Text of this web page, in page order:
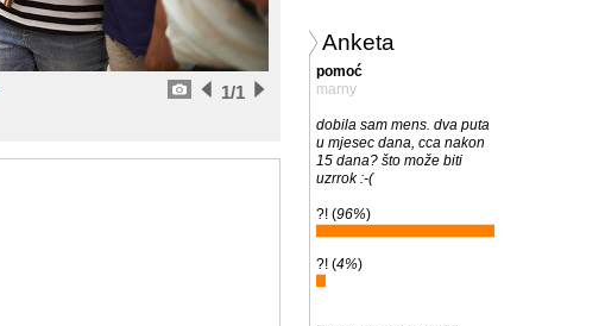
/1
1
Anketa
pomoć
marny
dobila sam mens. dva puta
u mjesec dana, cca nakon
15 dana? što može biti
uzrrok :-(
?! (96%)
?! (4%)